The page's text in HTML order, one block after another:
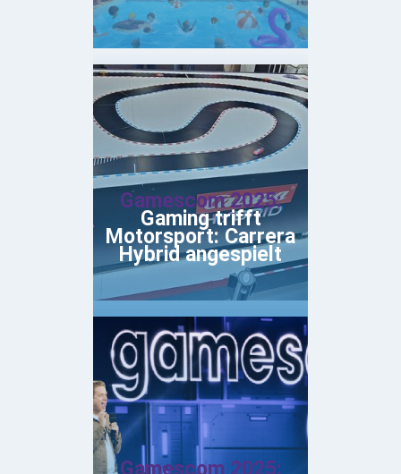
Gamescom 2025:
Gaming trifft
Motorsport: Carrera
Hybrid angespielt
Gamescom 2025: